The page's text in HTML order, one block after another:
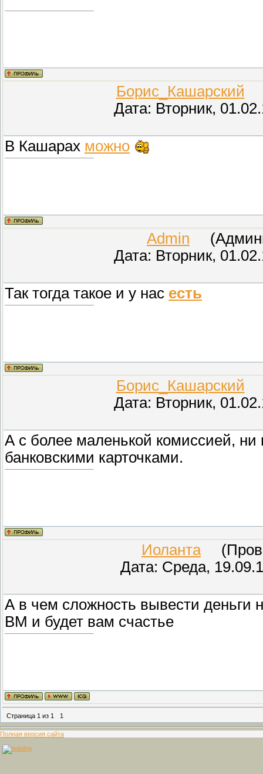
Борис_Кашарский
Дата: Вторник,
В Кашарах можно
Admin
Дата: Вторник,
Так тогда такое и у нас есть
Борис_Кашарский
Дата: Вторник,
А с более маленькой комиссией,
банковскими карточками.
Иоланта
Дата: Среда,
А в чем сложность вывести деньги
ВМ и будет вам счастье
Страница 1 из 1 1
Полная версия сайта